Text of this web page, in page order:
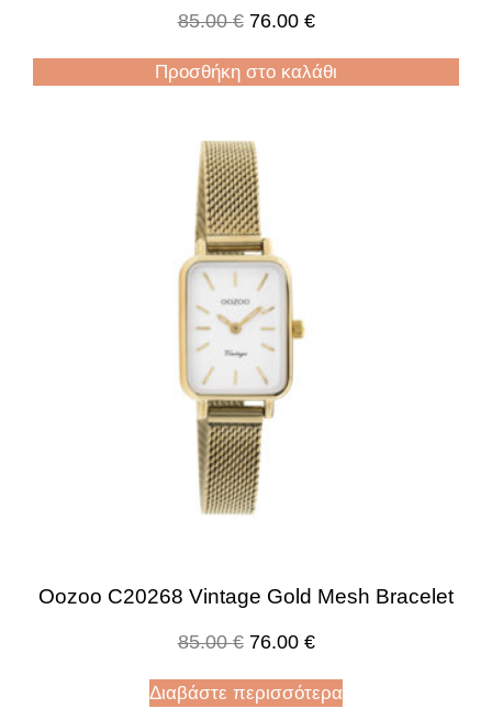
85.00€ 76.00 €
Προσθήκη στο καλάθι
Oozoo C20268 Vintage Gold Mesh Bracelet
85.00€ 76.00 €
Διαβάστε περισσότερα